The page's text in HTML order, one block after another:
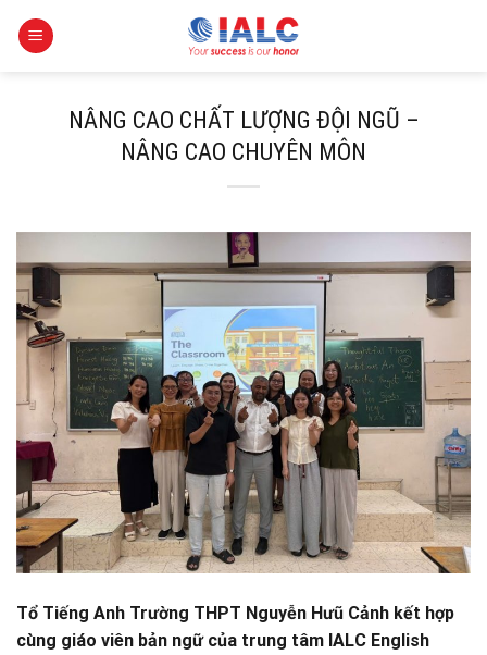
NÂNG CAO CHẤT LƯỢNG ĐỘI NGŨ –
NÂNG CAO CHUYÊN MÔN
Tổ Tiếng Anh Trường THPT Nguyễn Hưũ Cảnh kết hợp
cùng giáo viên bản ngữ của trung tâm IALC English